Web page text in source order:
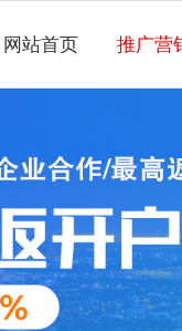
网站首页 推广营